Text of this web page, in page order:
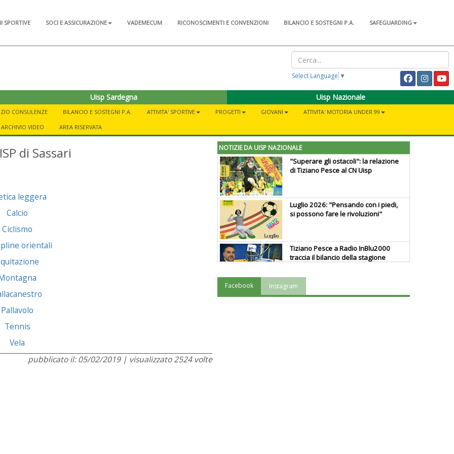
SPORTIVE SOCI E ASSICURAZIONE VADEMECUM RICONOSCIMENTI E CONVENZIONI BILANCIO E SOSTEGNI P.A.
SAFEGUARDING
Select Language ▼
Uisp Sardegna Uisp Nazionale
CONSULENZE BILANCIO E SOSTEGNI P.A. ATTIVITA' SPORTIVE PROGETTI GIOVANI
ATTIVITA' MOTORIA UNDER 99
ARCHIVIO VIDEO AREA RISERVATA
di Sassari
leggera
Calcio
Ciclismo
orientali
Pallavolo
Tennis
Vela
pubblicato il: 05/02/2019 | visualizzato 2524 volte
NOTIZIE DA UISP NAZIONALE
"Superare gli ostacoli": la relazione
di Tiziano Pesce al CN Uisp
Luglio 2026: "Pensando con i piedi,
si possono fare le rivoluzioni"
Tiziano Pesce a Radio InBlu2000
traccia il bilancio della stagione
Facebook Instagram